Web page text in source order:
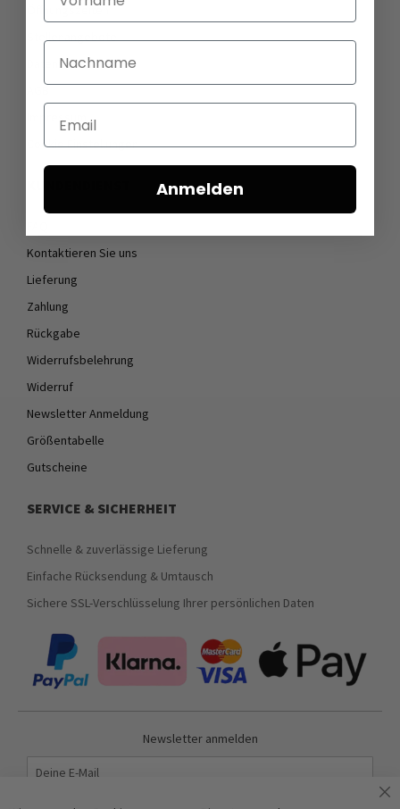
Öffnungszeiten
Datenschutz
AGB
Cookie Einstellungen
Kontaktieren Sie uns
Lieferung
Zahlung
Rückgabe
Widerrufsbelehrung
Widerruf
Newsletter Anmeldung
Größentabelle
Gutscheine
SERVICE & SICHERHEIT
Schnelle & zuverlässige Lieferung
Einfache Rücksendung & Umtausch
Sichere SSL-Verschlüsselung Ihrer persönlichen Daten
Newsletter anmelden
Nachname
Email
Anmelden